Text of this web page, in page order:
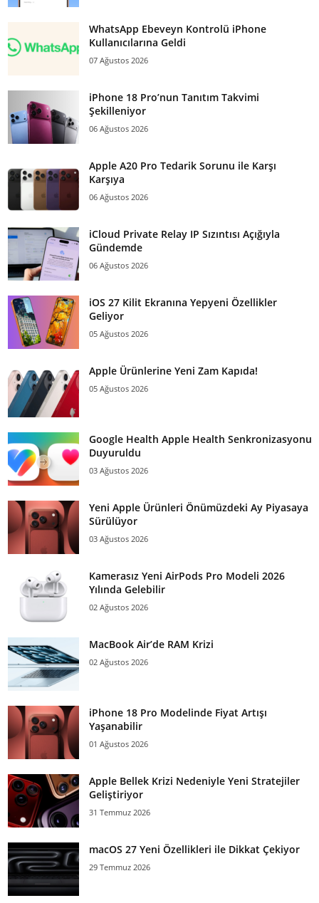
WhatsApp Ebeveyn Kontrolü iPhone
Kullanıcılarına Geldi
07 Ağustos 2026
iPhone 18 Pro’nun Tanıtım Takvimi
Şekilleniyor
06 Ağustos 2026
Apple A20 Pro Tedarik Sorunu ile Karşı
Karşıya
06 Ağustos 2026
iCloud Private Relay IP Sızıntısı Açığıyla
Gündemde
06 Ağustos 2026
iOS 27 Kilit Ekranına Yepyeni Özellikler
Geliyor
05 Ağustos 2026
Apple Ürünlerine Yeni Zam Kapıda!
05 Ağustos 2026
Google Health Apple Health Senkronizasyonu
Duyuruldu
03 Ağustos 2026
Yeni Apple Ürünleri Önümüzdeki Ay Piyasaya
Sürülüyor
03 Ağustos 2026
Kamerasız Yeni AirPods Pro Modeli 2026
Yılında Gelebilir
02 Ağustos 2026
MacBook Air’de RAM Krizi
02 Ağustos 2026
iPhone 18 Pro Modelinde Fiyat Artışı
Yaşanabilir
01 Ağustos 2026
Apple Bellek Krizi Nedeniyle Yeni Stratejiler
Geliştiriyor
31 Temmuz 2026
macOS 27 Yeni Özellikleri ile Dikkat Çekiyor
29 Temmuz 2026